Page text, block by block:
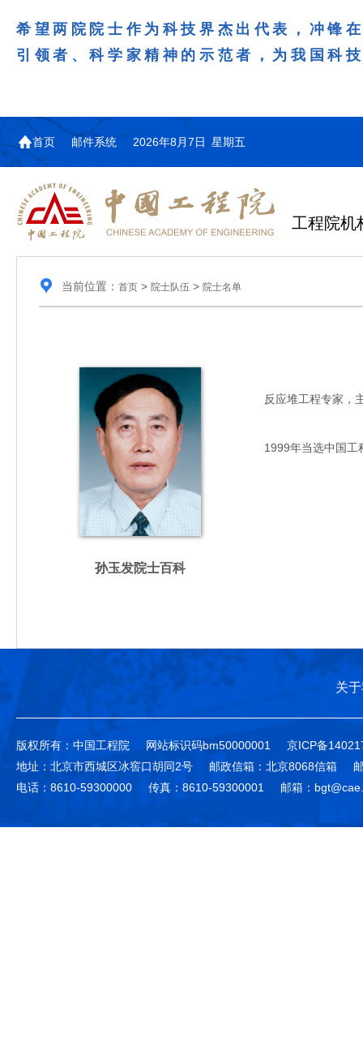
希望两院院士作为科技界杰出代表，冲锋
引领者、科学家精神的示范者，为我国科
首页 邮件系统 2026年8月7日 星期五
工程院机
当前位置： 首页> 院士队伍 > 院士名单
孙玉发院士百科
反应堆工程专家，主
1999年当选中国工
关
版权所有：中国工程院 网站标识码bm50000001
京ICP备
地址：北京市西城区冰窖口胡同2号
邮政信箱：北京8068信箱
电话：8610-59300000
传真：8610-59300001 邮箱：